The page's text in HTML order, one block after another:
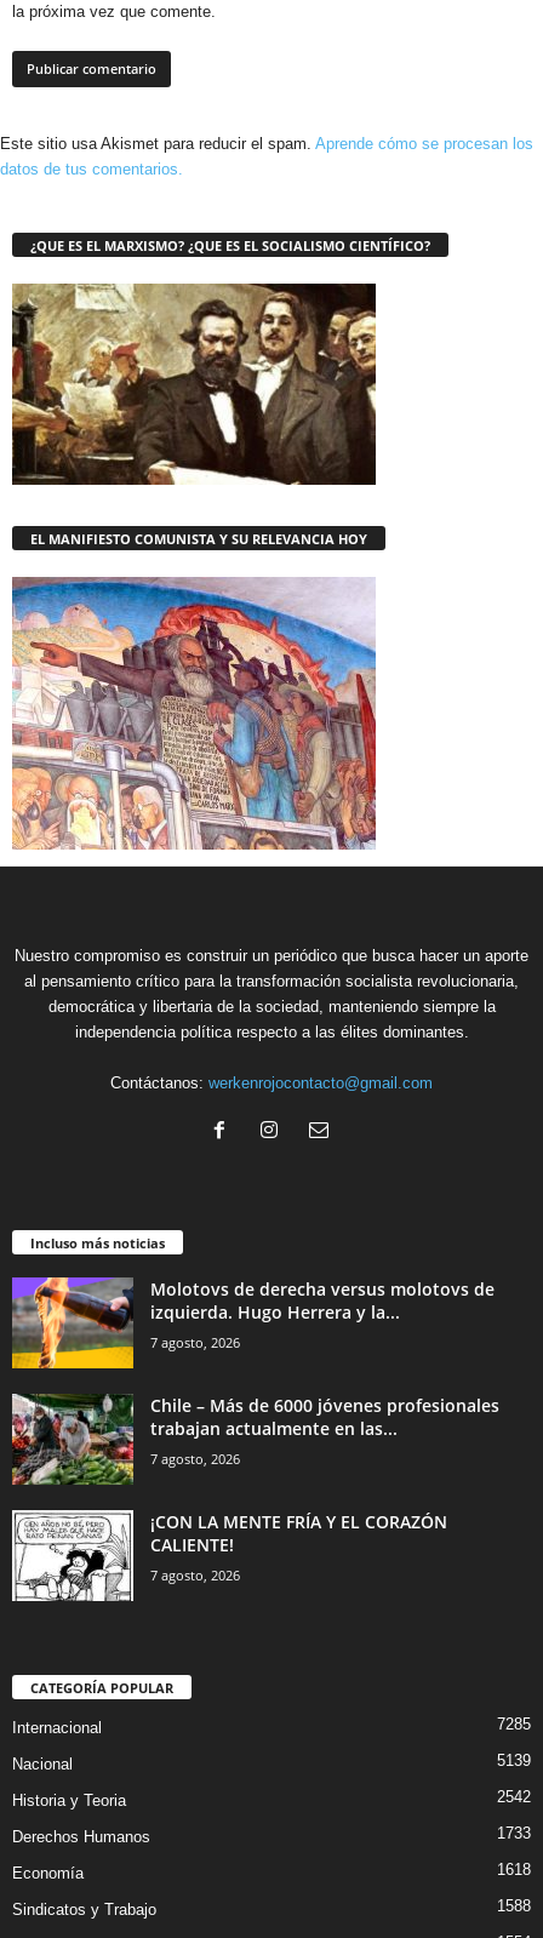
la próxima vez que comente.
Este sitio usa Akismet para reducir el spam. Aprende cómo se procesan los
datos de tus comentarios.
¿QUE ES EL MARXISMO? ¿QUE ES EL SOCIALISMO CIENTÍFICO?
EL MANIFIESTO COMUNISTA Y SU RELEVANCIA HOY
Nuestro compromiso es construir un periódico que busca hacer un aporte
al pensamiento crítico para la transformación socialista revolucionaria,
democrática y libertaria de la sociedad, manteniendo siempre la
independencia política respecto a las élites dominantes.
Contáctanos: werkenrojocontacto@gmail.com
Incluso más noticias
Molotovs de derecha versus molotovs de
izquierda. Hugo Herrera y la...
7 agosto, 2026
Chile – Más de 6000 jóvenes profesionales
trabajan actualmente en las...
7 agosto, 2026
¡CON LA MENTE FRÍA Y EL CORAZÓN
CALIENTE!
7 agosto, 2026
CATEGORÍA POPULAR
Internacional 7285
Nacional 5139
Historia y Teoria 2542
Derechos Humanos 1733
Economía 1618
Sindicatos y Trabajo 1588